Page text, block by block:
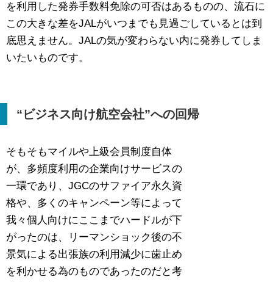
を利用した発券手数料免除の可否はあるものの、流石に
この大きな差をJALがいつまでも見過ごしているとは到
底思えません。JALの気が変わらない内に発券してしま
いたいものです。
“ビジネス向け航空会社”への回帰
そもそもマイルや上級会員制度自体
が、多頻度利用の企業向けサービスの
一環であり、JGCのサファイア永久資
格や、多くのキャンペーン等によって
我々個人向けにここまでハードルが下
がったのは、リーマンショック後の不
景気による出張族の利用減少に歯止め
を利かせる為のものであったのだと考